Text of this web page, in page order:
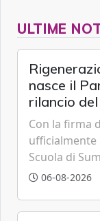
ULTIME
nasce il
rilancio
Con la firma
ufficialmente
Scuola di
partenariato
06-08-2026